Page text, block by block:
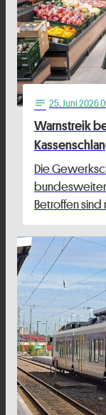
notes 25. Juni 2026
Warnstreik
Die
Betroffen